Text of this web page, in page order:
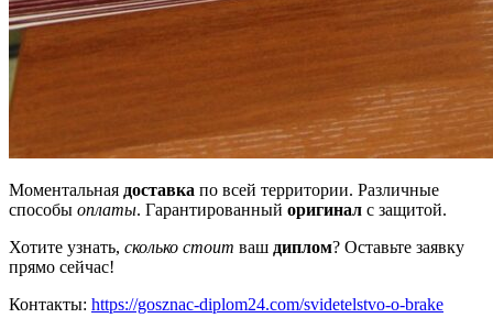
Моментальная доставка по всей территории. Различные
способы оплаты. Гарантированный оригинал с защитой.
Хотите узнать, сколько стоит ваш диплом? Оставьте заявку
прямо сейчас!
Контакты: https://gosznac-diplom24.com/svidetelstvo-o-brake